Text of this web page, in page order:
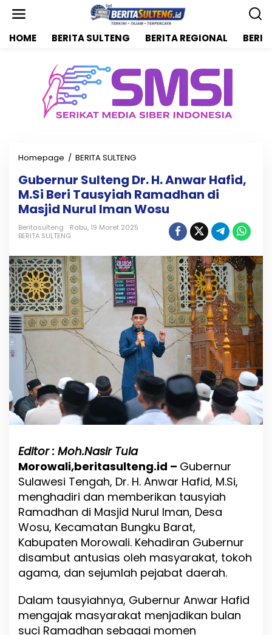
HOME BERITA SULTENG BERITA REGIONAL
Homepage / BERITA SULTENG
b
e
r
n
u
l
e
n
g
D
r
.
H
.
A
n
w
a
H
a
f
i
d
,
M
.
S
B
e
i
a
u
Gubernur Sulteng Dr. H. Anwar Hafid,
M.Si Beri Tausyiah Ramadhan di
Masjid Nurul Iman Wosu
Beritasulteng
Rabu, 19 Maret 2025
BERITA SULTENG
Editor : Moh.Nasir Tula
Morowali,beritasulteng.id – Gubernur
Sulawesi Tengah, Dr. H. Anwar Hafid, M.Si,
menghadiri dan memberikan tausyiah
Ramadhan di Masjid Nurul Iman, Desa
Wosu, Kecamatan Bungku Barat,
Kabupaten Morowali. Kehadiran Gubernur
disambut antusias oleh masyarakat, tokoh
agama, dan sejumlah pejabat daerah.
Dalam tausyiahnya, Gubernur Anwar Hafid
mengajak masyarakat menjadikan bulan
suci Ramadhan sebagai momen